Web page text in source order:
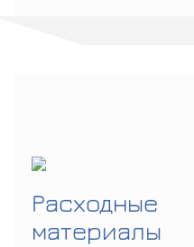
Расходные
материалы